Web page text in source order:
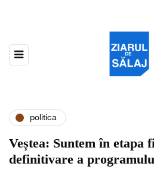
politica
Veștea: Suntem în etapa
definitivare a